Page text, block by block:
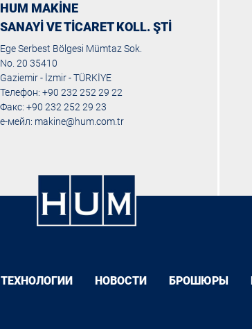
HUM MAKİNE
SANAYİ VE TİCARET KOLL. ŞTİ
Ege Serbest Bölgesi Mümtaz Sok.
No. 20 35410
Gaziemir - İzmir - TÜRKİYE
Телефон: +90 232 252 29 22
Факс: +90 232 252 29 23
е-мейл: makine@hum.com.tr
ТЕХНОЛОГИИ НОВОСТИ БРОШЮРЫ